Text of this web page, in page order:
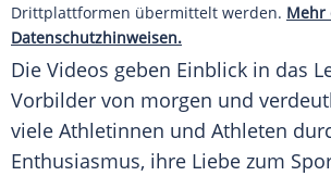
Drittplattformen übermittelt werden. Mehr
Datenschutzhinweisen.
Die Videos geben Einblick in das
Vorbilder von morgen und
viele Athletinnen und Athleten
Enthusiasmus, ihre Liebe zum